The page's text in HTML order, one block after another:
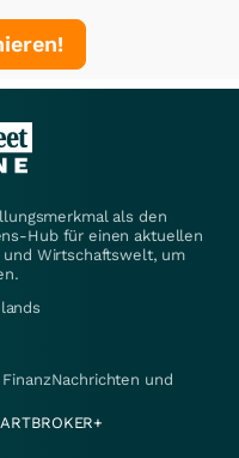
als den
Hub für einen aktuellen
Wirtschaftswelt, um
FinanzNachrichten und